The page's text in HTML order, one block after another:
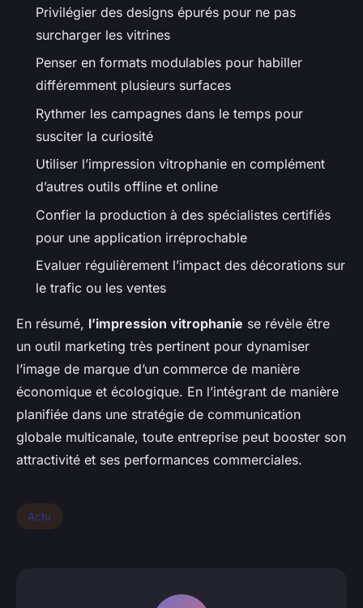
Privilégier des designs épurés pour ne pas
surcharger les vitrines
Penser en formats modulables pour habiller
différemment plusieurs surfaces
Rythmer les campagnes dans le temps pour
susciter la curiosité
Utiliser l’impression vitrophanie en complément
d’autres outils offline et online
Confier la production à des spécialistes certifiés
pour une application irréprochable
Evaluer régulièrement l’impact des décorations sur
le trafic ou les ventes
En résumé, l’impression vitrophanie se révèle être
un outil marketing très pertinent pour dynamiser
l’image de marque d’un commerce de manière
économique et écologique. En l’intégrant de manière
planifiée dans une stratégie de communication
globale multicanale, toute entreprise peut booster son
attractivité et ses performances commerciales.
Actu